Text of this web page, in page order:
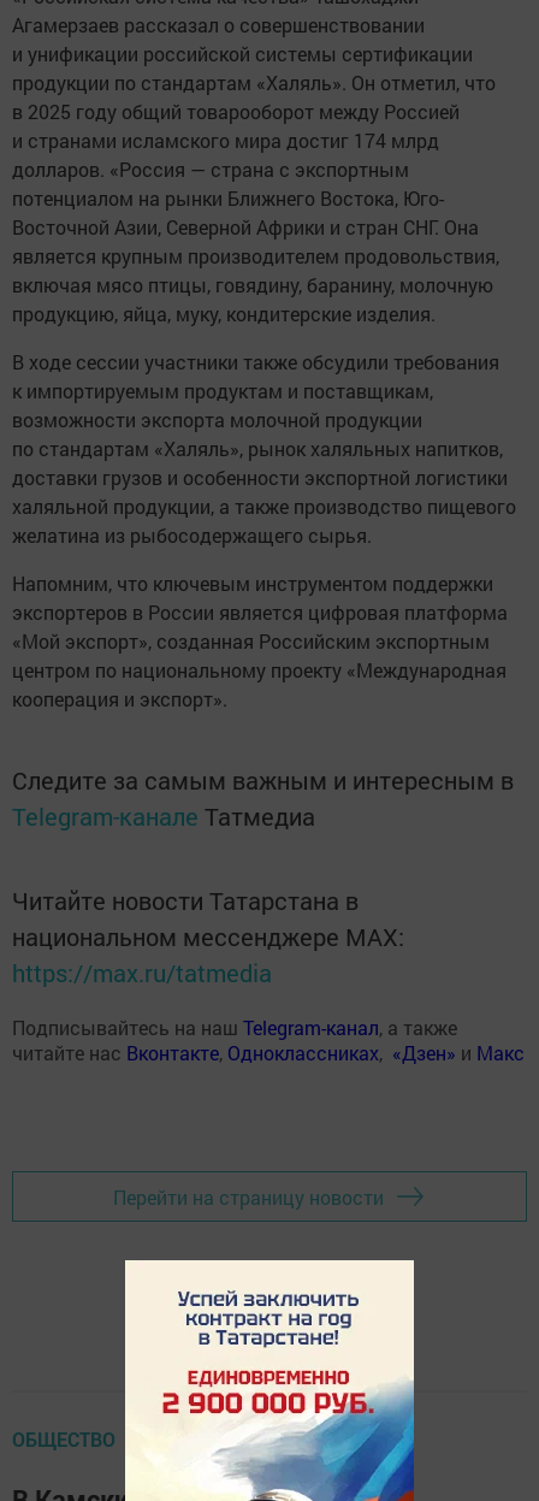
Агамерзаев рассказал о совершенствовании
и унификации российской системы сертификации
продукции по стандартам «Халяль». Он отметил, что
в 2025 году общий товарооборот между Россией
и странами исламского мира достиг 174 млрд
долларов. «Россия — страна с экспортным
потенциалом на рынки Ближнего Востока, Юго-
Восточной Азии, Северной Африки и стран СНГ. Она
является крупным производителем продовольствия,
включая мясо птицы, говядину, баранину, молочную
продукцию, яйца, муку, кондитерские изделия.
В ходе сессии участники также обсудили требования
к импортируемым продуктам и поставщикам,
возможности экспорта молочной продукции
по стандартам «Халяль», рынок халяльных напитков,
доставки грузов и особенности экспортной логистики
халяльной продукции, а также производство пищевого
желатина из рыбосодержащего сырья.
Напомним, что ключевым инструментом поддержки
экспортеров в России является цифровая платформа
«Мой экспорт», созданная Российским экспортным
центром по национальному проекту «Международная
кооперация и экспорт».
Следите за самым важным и интересным в
Telegram-канале Татмедиа
Читайте новости Татарстана в
национальном мессенджере MАХ:
https://max.ru/tatmedia
Подписывайтесь на наш Telegram-канал, а также
читайте нас Вконтакте, Одноклассниках, «Дзен» и Макс
Перейти на страницу новости
ОБЩЕСТВО